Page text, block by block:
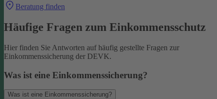
Beratung finden
Häufige Fragen zum Einkommensschutz
Hier finden Sie Antworten auf häufig gestellte Fragen zur
Einkommenssicherung der DEVK.
Was ist eine Einkommenssicherung?
Was ist eine Einkommenssicherung?